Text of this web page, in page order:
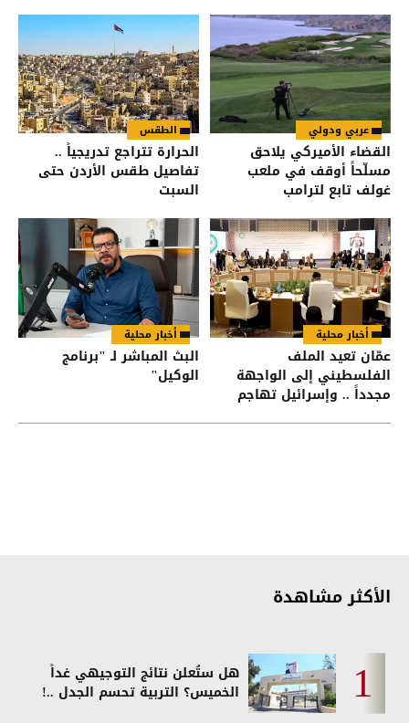
عربي ودولي
القضاء الأميركي يلاحق
مسلّحاً أوقف في ملعب
غولف تابع لترامب
الطقس
الحرارة تتراجع تدريجياً ..
تفاصيل طقس الأردن حتى
السبت
أخبار محلية
عمّان تعيد الملف
الفلسطيني إلى الواجهة
مجدداً .. وإسرائيل تهاجم
أخبار محلية
البث المباشر لـ "برنامج
الوكيل"
الأكثر مشاهدة
هل ستُعلن نتائج التوجيهي غداً
الخميس؟ التربية تحسم الجدل ..!